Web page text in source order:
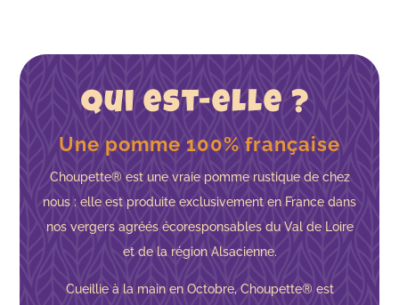
Qui est-elle ?
Une pomme 100% française
Choupette® est une vraie pomme rustique de chez
nous : elle est produite exclusivement en France dans
nos vergers agréés écoresponsables du Val de Loire
et de la région Alsacienne.
Cueillie à la main en Octobre, Choupette® est